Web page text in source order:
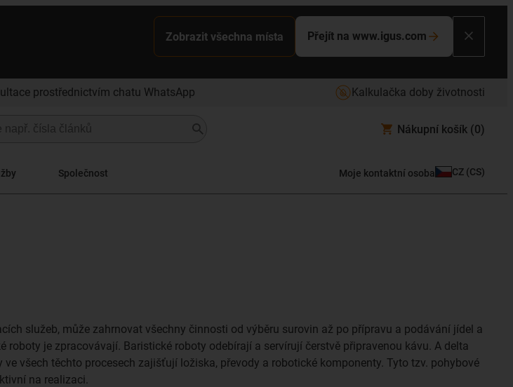
Zobrazit všechna místa Přejít na www.igus.com
prostřednictvím chatu WhatsApp Kalkulačka doby životnosti
Nákupní košík (0)
Společnost Moje kontaktní osoba CZ (CS)
služeb, může zahrnovat všechny činnosti od výběru surovin až po přípravu a podávání jídel a
je zpracovávají. Baristické roboty odebírají a servírují čerstvě připravenou kávu. A delta
všech těchto procesech zajišťují ložiska, převody a robotické komponenty. Tyto tzv. pohybové
na realizaci.